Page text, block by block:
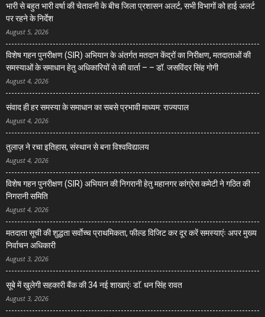
भारी से बहुत भारी वर्षा की चेतावनी के बीच जिला प्रशासन अलर्ट, सभी विभागों को हाई अलर्ट
पर रहने के निर्देश
August 5, 2026
विशेष गहन पुनरीक्षण (SIR) अभियान के अंतर्गत मतदान केंद्रों का निरीक्षण, मतदाताओं की
समस्याओं के समाधान हेतु अधिकारियों से की वार्ता – – डॉ. जसविंदर सिंह गोगी
August 4, 2026
संवाद ही हर समस्या के समाधान का सबसे प्रभावी माध्यम: राज्यपाल
August 4, 2026
तुलाज़ ने रचा इतिहास, संस्थान से बना विश्वविद्यालय
August 4, 2026
विशेष गहन पुनरीक्षण (SIR) अभियान की निगरानी हेतु महानगर कांग्रेस कमेटी ने गठित की
निगरानी समिति
August 4, 2026
मतदाता सूची की शुद्धता सर्वाेच्च प्राथमिकता, फील्ड विजिट कर दूर करें समस्याएंः अपर मुख्य
निर्वाचन अधिकारी
August 3, 2026
सूबे में खुलेगी सहकारी बैंक की 34 नई शाखाएंः डाॅ. धन सिंह रावत
August 3, 2026